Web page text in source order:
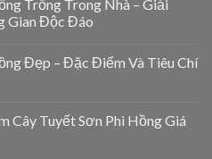
Trồng Trong Nhà – Giải
Gian Độc Đáo
Đẹp – Đặc Điểm Và Tiêu Chí
Cây Tuyết Sơn Phi Hồng Giá